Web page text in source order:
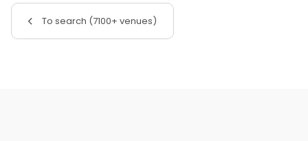
To search (7100+ venues)